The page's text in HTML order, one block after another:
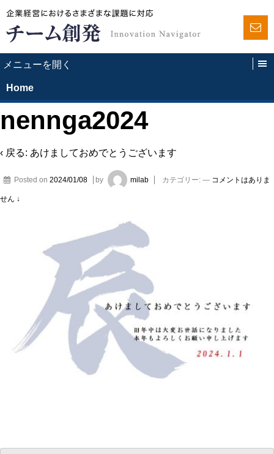
Home
nennga2024
‹ 戻る: あけましておめでとうございます
Posted on 2024/01/08 by milab カテゴリー: — コメントはありま
せん ↓